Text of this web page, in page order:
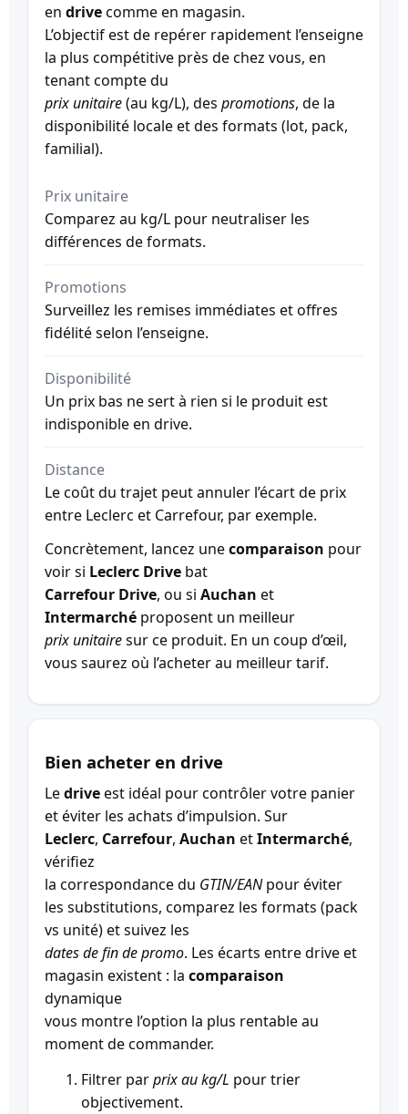
en drivecomme en magasin.
L’objectif est de repérer rapidement l’enseigne
la plus compétitive près de chez vous, en
tenant compte du
prix unitaire(au kg/L), des promotions, de la
disponibilité locale et des formats (lot, pack,
familial).
Prix unitaire
Comparez au kg/L pour neutraliser les
différences de formats.
Promotions
Surveillez les remises immédiates et offres
fidélité selon l’enseigne.
Disponibilité
Un prix bas ne sert à rien si le produit est
indisponible en drive.
Distance
Le coût du trajet peut annuler l’écart de prix
entre Leclerc et Carrefour, par exemple.
Concrètement, lancez unecomparaison pour
voir si Leclerc Drive bat
Carrefour Drive, ou si Auchan et
Intermarché proposent un meilleur
prix unitairesur ce produit. En un coup d’œil,
vous saurez où l’acheter au meilleur tarif.
Bien acheter en drive
Ledriveest idéal pour contrôler votre panier
et éviter les achats d’impulsion. Sur
Leclerc, Carrefour, Auchan etIntermarché,
vérifiez
la correspondance du GTIN/EANpour éviter
les substitutions, comparez les formats (pack
vs unité) et suivez les
dates de fin de promo. Les écarts entre drive et
magasin existent : la comparaison
dynamique
vous montre l’option la plus rentable au
moment de commander.
Filtrer parprix au kg/L pour trier
objectivement.